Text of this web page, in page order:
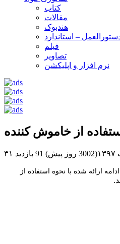
کتاب
مقالات
هندبوک
– استاندارد
فیلم
تصاویر
نرم افزار و اپلیکشن
91 بازدید
ارائه شده با نحوه استفاده از